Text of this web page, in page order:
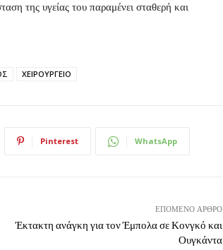
της υγείας του παραμένει σταθερή και
ΧΕΙΡΟΥΡΓΕΙΟ
Pinterest WhatsApp
ΕΠΌΜΕΝΟ ΆΡΘΡΟ
Έκτακτη ανάγκη για τον Έμπολα σε Κονγκό και
Ουγκάντα